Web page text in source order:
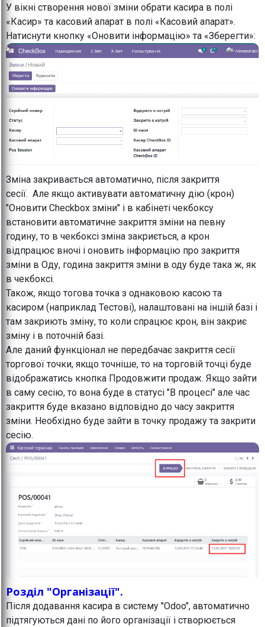
У вікні створення нової зміни обрати касира в полі
«Касир» та касовий апарат в полі «Касовий апарат».
Натиснути кнопку «Оновити інформацію» та «Зберегти»:
Зміна закривається автоматично, після закриття
сесії. Але якщо активувати автоматичну дію (крон)
"Оновити Checkbox зміни" і в кабінеті чекбоксу
встановити автоматичне закриття зміни на певну
годину, то в чекбоксі зміна закриється, а крон
відпрацює вночі і оновить інформацію про закриття
зміни в Оду, година закриття зміни в оду буде така ж, як
в чекбоксі.
Також, якщо тогова точка з однаковою касою та
касиром (наприклад Тестові), налаштовані на іншій базі і
там закриють зміну, то коли спрацює крон, він закриє
зміну і в поточній базі.
Але даний функціонал не передбачає закриття сесії
торгової точки, якщо точніше, то на торговій точці буде
відображатись кнопка Продовжити продаж. Якщо зайти
в саму сесію, то вона буде в статусі "В процесі" але час
закриття буде вказано відповідно до часу закриття
зміни. Необхідно буде зайти в точку продажу та закрити
сесію.
Розділ "Організації".
Після додавання касира в систему "Odoo", автоматично
підтягуються дані по його організації і створюється